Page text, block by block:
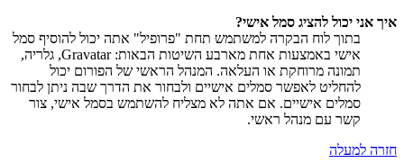
איך אני יכול להציג סמל אישי?
בתוך לוח הבקרה למשתמש תחת "פרופיל" אתה יכול להוסיף סמל
אישי באמצעות אחת מארבע השיטות הבאות: Gravatar, גלריה,
תמונה מרוחקת או העלאה. המנהל הראשי של הפורום יכול
להחליט לאפשר סמלים אישיים ולבחור את הדרך שבה ניתן לבחור
סמלים אישיים. אם אתה לא מצליח להשתמש בסמל אישי, צור
קשר עם מנהל ראשי.
חזרה למעלה